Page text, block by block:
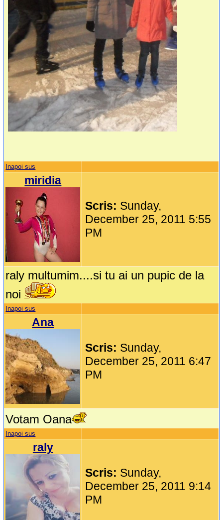
Inapoi sus
miridia
Scris: Sunday,
December 25, 2011 5:55
PM
raly multumim....si tu ai un pupic de la
noi
Inapoi sus
Ana
Scris: Sunday,
December 25, 2011 6:47
PM
Votam Oana
Inapoi sus
raly
Scris: Sunday,
December 25, 2011 9:14
PM